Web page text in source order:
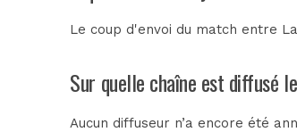
Le coup d'envoi du match entre
Sur quelle chaîne est diffusé
Aucun diffuseur n’a encore été